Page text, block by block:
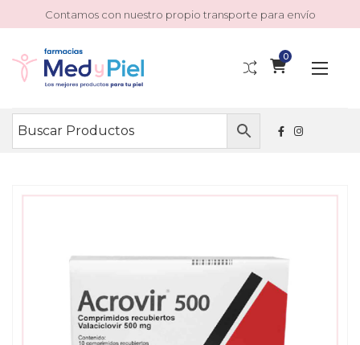
Contamos con nuestro propio transporte para envío
0